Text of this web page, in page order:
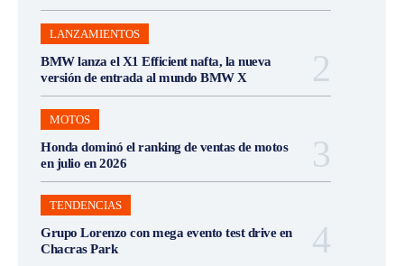
LANZAMIENTOS
BMW lanza el X1 Efficient nafta, la nueva
versión de entrada al mundo BMW X
MOTOS
Honda dominó el ranking de ventas de motos
en julio en 2026
TENDENCIAS
Grupo Lorenzo con mega evento test drive en
Chacras Park